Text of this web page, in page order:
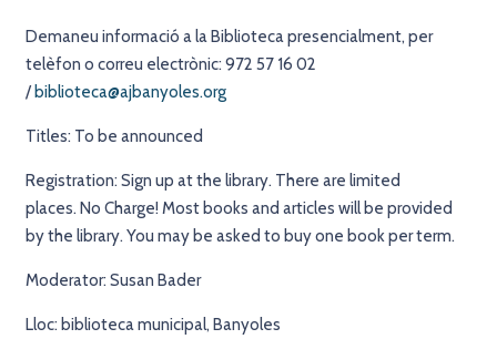
Demaneu informació a la Biblioteca presencialment, per
telèfon o correu electrònic: 972 57 16 02
/ biblioteca@ajbanyoles.org
Titles: To be announced
Registration: Sign up at the library. There are limited
places. No Charge! Most books and articles will be provided
by the library. You may be asked to buy one book per term.
Moderator: Susan Bader
Lloc: biblioteca municipal, Banyoles